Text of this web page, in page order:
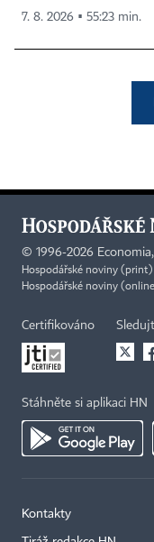
7. 8. 2026 ▪ 55:23 min.
© 1996-2026
Hospodářské noviny
Hospodářské noviny
Certifikováno
Stáhněte si aplikaci HN
Kontakty